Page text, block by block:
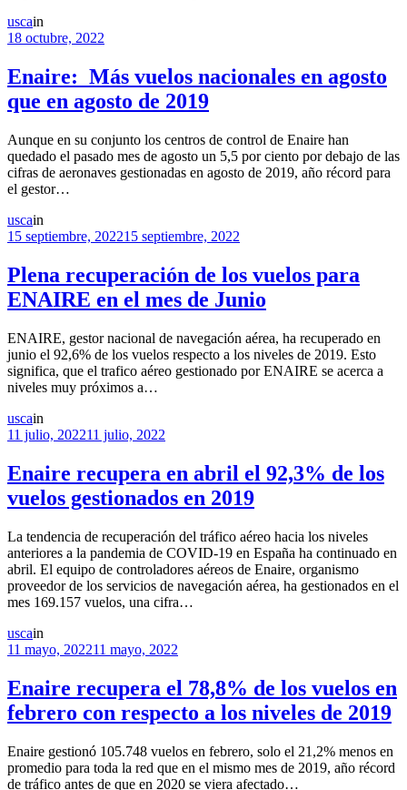
uscain
18 octubre, 2022
Enaire: Más vuelos nacionales en agosto
que en agosto de 2019
Aunque en su conjunto los centros de control de Enaire han
quedado el pasado mes de agosto un 5,5 por ciento por debajo de las
cifras de aeronaves gestionadas en agosto de 2019, año récord para
el gestor…
uscain
15 septiembre, 202215 septiembre, 2022
Plena recuperación de los vuelos para
ENAIRE en el mes de Junio
ENAIRE, gestor nacional de navegación aérea, ha recuperado en
junio el 92,6% de los vuelos respecto a los niveles de 2019. Esto
significa, que el trafico aéreo gestionado por ENAIRE se acerca a
niveles muy próximos a…
uscain
11 julio, 202211 julio, 2022
Enaire recupera en abril el 92,3% de los
vuelos gestionados en 2019
La tendencia de recuperación del tráfico aéreo hacia los niveles
anteriores a la pandemia de COVID-19 en España ha continuado en
abril. El equipo de controladores aéreos de Enaire, organismo
proveedor de los servicios de navegación aérea, ha gestionados en el
mes 169.157 vuelos, una cifra…
uscain
11 mayo, 202211 mayo, 2022
Enaire recupera el 78,8% de los vuelos en
febrero con respecto a los niveles de 2019
Enaire gestionó 105.748 vuelos en febrero, solo el 21,2% menos en
promedio para toda la red que en el mismo mes de 2019, año récord
de tráfico antes de que en 2020 se viera afectado…